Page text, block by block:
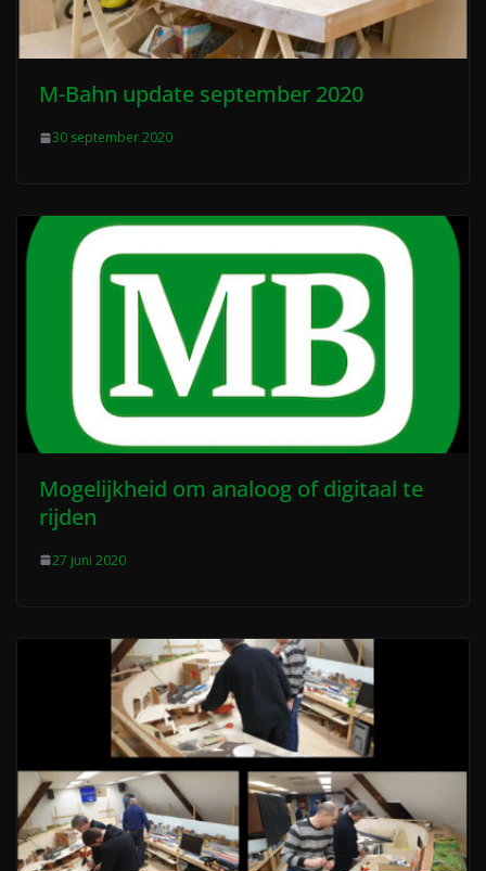
M-Bahn update september 2020
30 september 2020
Mogelijkheid om analoog of digitaal te
rijden
27 juni 2020